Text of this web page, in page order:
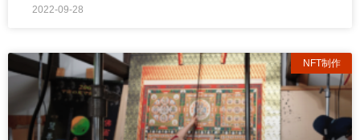
2022-09-28
NFT制作